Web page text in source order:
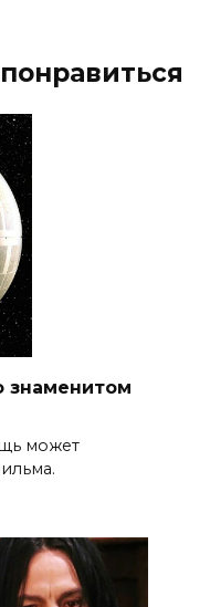
знаменитом
может